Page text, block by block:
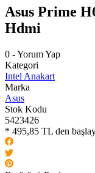
Asus Prime
Hdmi
0 - Yorum Yap
Kategori
Intel Anakart
Marka
Asus
Stok Kodu
5423426
* 495,85 TL den